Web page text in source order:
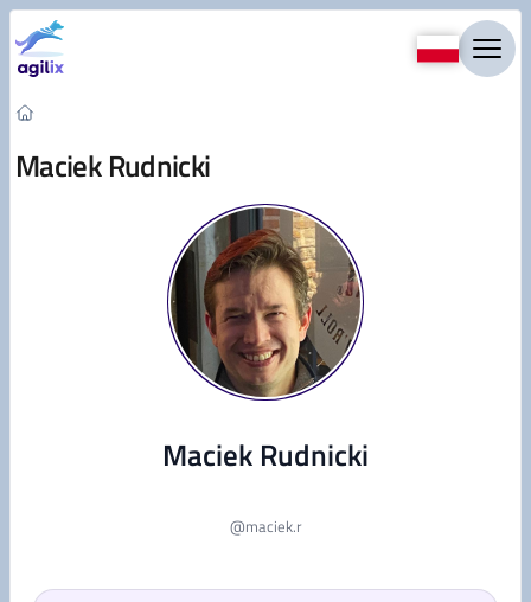
Przejdź do treści
Maciek Rudnicki
Maciek Rudnicki
@maciek.r